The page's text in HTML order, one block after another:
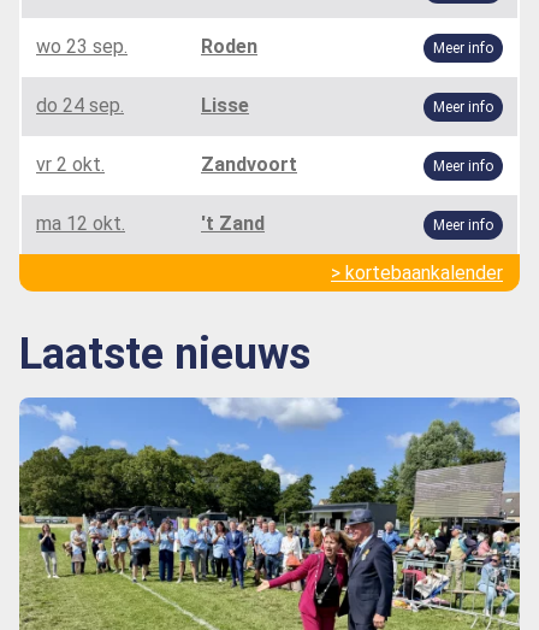
wo 23 sep. Roden Meer info
do 24 sep. Lisse Meer info
vr 2 okt. Zandvoort Meer info
ma 12 okt. 't Zand Meer info
> kortebaankalender
Laatste nieuws